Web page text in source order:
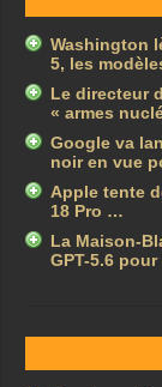
Washington
5, les
Le directeur
« armes
Google va
noir en vue
Apple tente
18 Pro …
La Maison-
GPT-5.6